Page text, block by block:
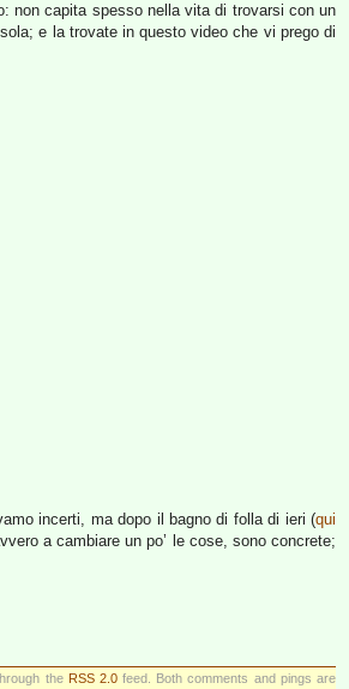
non capita spesso nella vita di trovarsi con un
e la trovate in questo video che vi prego di
incerti, ma dopo il bagno di folla di ieri (qui
a cambiare un po’ le cose, sono concrete;
the RSS 2.0feed. Both comments and pings are